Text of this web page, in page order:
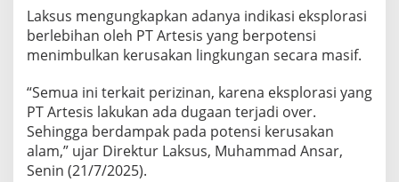
m
b
a
g
P
A
r
t
e
Laksus mengungkapkan adanya indikasi eksplorasi
berlebihan oleh PT Artesis yang berpotensi
menimbulkan kerusakan lingkungan secara masif.
“Semua ini terkait perizinan, karena eksplorasi yang
PT Artesis lakukan ada dugaan terjadi over.
Sehingga berdampak pada potensi kerusakan
alam,” ujar Direktur Laksus, Muhammad Ansar,
Senin (21/7/2025).